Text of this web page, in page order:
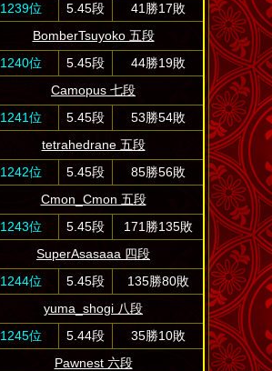
1239位
5.45段
41勝17敗
BomberTsuyoko 五段
1240位
5.45段
44勝19敗
Camopus 七段
1241位
5.45段
53勝54敗
tetrahedrane 五段
1242位
5.45段
85勝56敗
Cmon_Cmon 五段
1243位
5.45段
171勝135敗
SuperAsasaaa 四段
1244位
5.45段
135勝80敗
yuma_shogi 八段
1245位
5.44段
35勝10敗
Pawnest 六段